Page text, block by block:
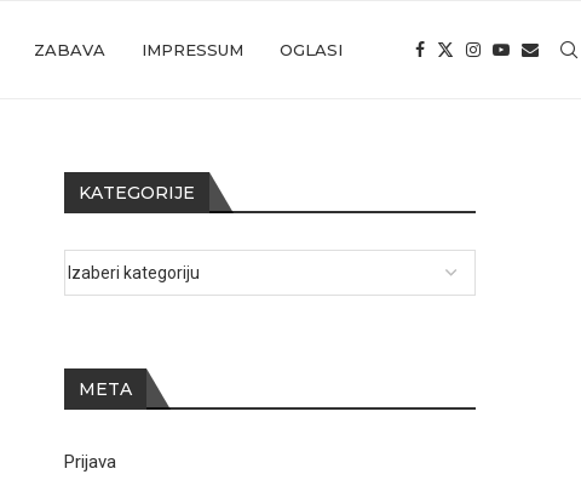
ZABAVA IMPRESSUM OGLASI
KATEGORIJE
META
Prijava